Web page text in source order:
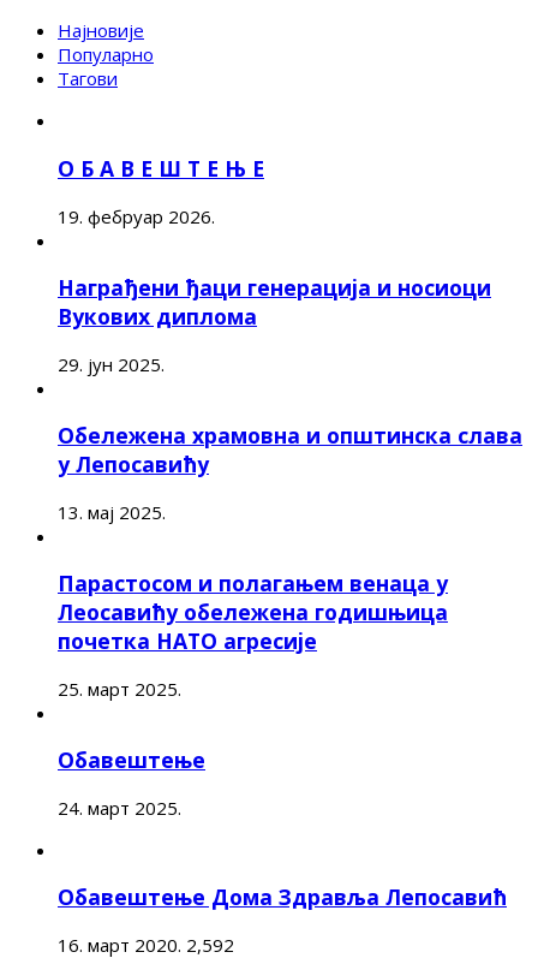
Најновије
Популарно
Тагови
О Б А В Е Ш Т Е Њ Е
19. фебруар 2026.
Награђени ђаци генерација и носиоци
Вукових диплома
29. јун 2025.
Обележена храмовна и општинска слава
у Лепосавићу
13. мај 2025.
Парастосом и полагањем венаца у
Леосавићу обележена годишњица
почетка НАТО агресије
25. март 2025.
Обавештење
24. март 2025.
Обавештење Дома Здравља Лепосавић
16. март 2020. 2,592